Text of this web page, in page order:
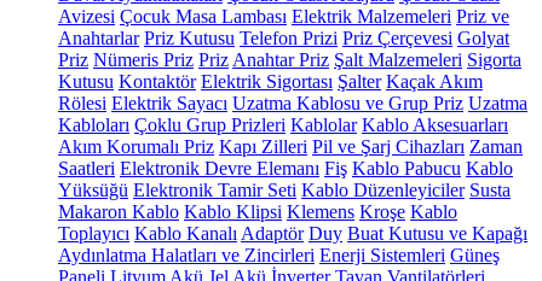
Avizesi Çocuk Masa Lambası Elektrik Malzemeleri Priz ve
Anahtarlar Priz Kutusu Telefon Prizi Priz Çerçevesi Golyat
Priz Nümeris Priz Priz Anahtar Priz Şalt Malzemeleri Sigorta
Kutusu Kontaktör Elektrik Sigortası Şalter Kaçak Akım
Rölesi Elektrik Sayacı Uzatma Kablosu ve Grup Priz Uzatma
Kabloları Çoklu Grup Prizleri Kablolar Kablo Aksesuarları
Akım Korumalı Priz Kapı Zilleri Pil ve Şarj Cihazları Zaman
Saatleri Elektronik Devre Elemanı Fiş Kablo Pabucu Kablo
Yüksüğü Elektronik Tamir Seti Kablo Düzenleyiciler Susta
Makaron Kablo Kablo Klipsi Klemens Kroşe Kablo
Toplayıcı Kablo Kanalı Adaptör Duy Buat Kutusu ve Kapağı
Aydınlatma Halatları ve Zincirleri Enerji Sistemleri Güneş
Paneli Lityum Akü Jel Akü İnverter Tavan Vantilatörleri